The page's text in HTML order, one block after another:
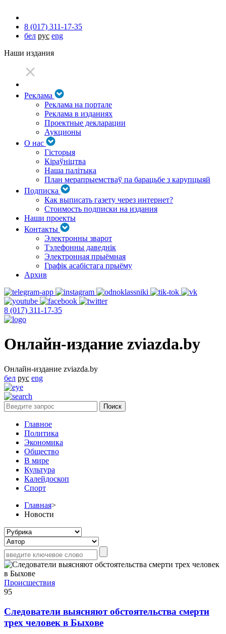
8 (017) 311-17-35
бел рус eng
Наши издания
Реклама
Реклама на портале
Реклама в изданиях
Проектные декларации
Аукционы
О нас
Гісторыя
Кіраўніцтва
Наша палітыка
План мерапрыемстваў па барацьбе з карупцыяй
Подписка
Как выписать газету через интернет?
Стоимость подписки на издания
Наши проекты
Контакты
Электронны зварот
Тэлефонны даведнік
Электронная прыёмная
Графік асабістага прыёму
Архив
8 (017) 311-17-35
Онлайн-издание zviazda.by
Онлайн-издание zviazda.by
бел рус eng
Главное
Политика
Экономика
Общество
В мире
Культура
Калейдоскоп
Спорт
Главная>
Новости
Происшествия
95
Следователи выясняют обстоятельства смерти
трех человек в Быхове